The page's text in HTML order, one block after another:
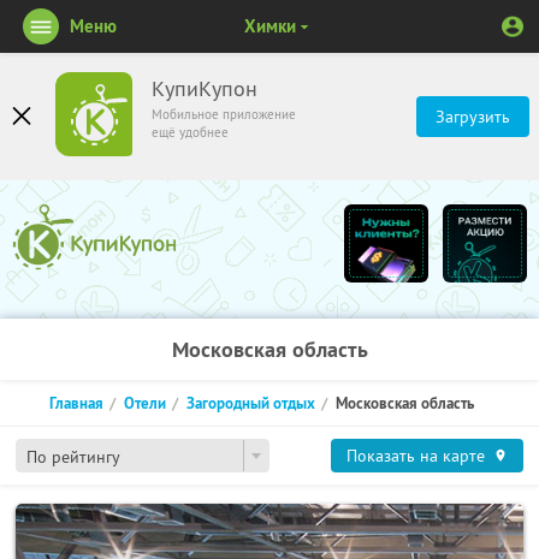
КупиКупон
Мобильное приложение
ещё удобнее
Загрузить
Меню Химки
Московская область
По рейтингу
Главная Отели Загородный отдых Московская область
Показать на карте